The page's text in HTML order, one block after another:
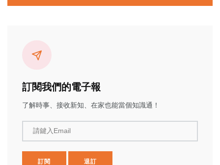
訂閱我們的電子報
了解時事、接收新知、在家也能當個知識通！
請鍵入Email
訂閱 退訂